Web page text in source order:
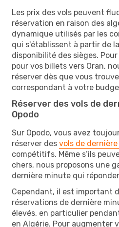
Les prix des vols peuvent
réservation en raison des
dynamique utilisés par les
qui s'établissent à partir de
disponibilité des sièges.
pour vos billets vers Oran,
réserver dès que vous
correspondant à votre
Réserver des vols de
Opodo
Sur Opodo, vous avez
réserver des vols de
compétitifs. Même s’ils
chers, nous proposons une
dernière minute qui
Cependant, il est important
réservations de dernière
élevés, en particulier
en Algérie. Pour augmenter